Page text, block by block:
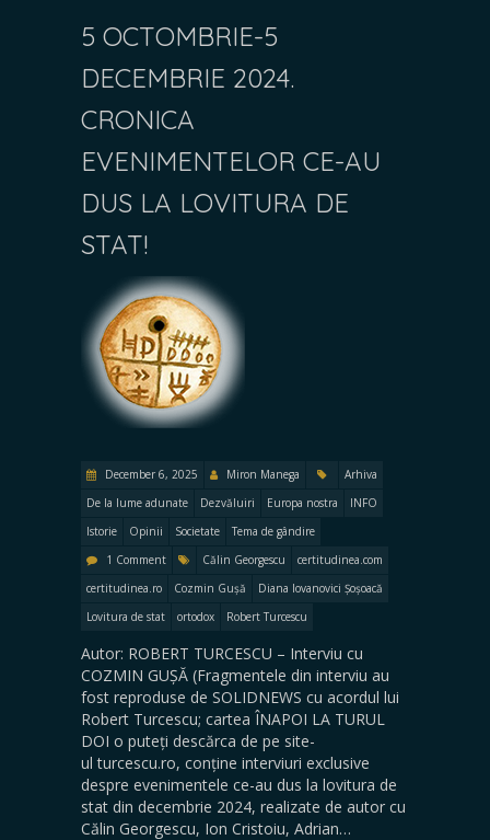
5 OCTOMBRIE-5
DECEMBRIE 2024.
CRONICA
EVENIMENTELOR CE-AU
DUS LA LOVITURA DE
STAT!
December 6, 2025 Miron Manega
Arhiva
De la lume adunate
Dezvăluiri Europa nostra
INFO
Istorie
Opinii Societate
Tema de gândire
1 Comment
Călin Georgescu
certitudinea.com
certitudinea.ro
Cozmin Gușă
Diana Iovanovici Șoșoacă
Lovitura de stat
ortodox Robert Turcescu
Autor: ROBERT TURCESCU – Interviu cu
COZMIN GUȘĂ (Fragmentele din interviu au
fost reproduse de SOLIDNEWS cu acordul lui
Robert Turcescu; cartea ÎNAPOI LA TURUL
DOI o puteți descărca de pe site-
ul turcescu.ro, conține interviuri exclusive
despre evenimentele ce-au dus la lovitura de
stat din decembrie 2024, realizate de autor cu
Călin Georgescu, Ion Cristoiu, Adrian…